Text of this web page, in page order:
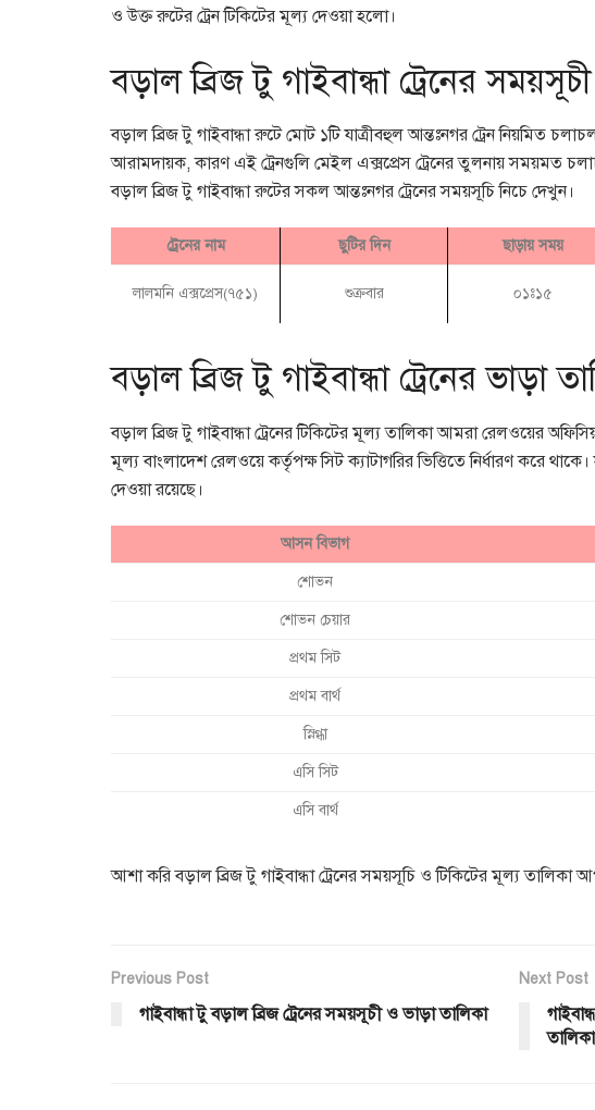
ও উক্ত রুটের ট্রেন টিকিটের মূল্য দেওয়া হলো।
বড়াল ব্রিজ টু গাইবান্ধা ট্রেনের সময়সূচী
বড়াল ব্রিজ টু গাইবান্ধা রুটে মোট ১টি যাত্রীবহুল আন্তঃনগর ট্রেন নিয়মিত
আরামদায়ক, কারণ এই ট্রেনগুলি মেইল এক্সপ্রেস ট্রেনের তুলনায় সময়মত
বড়াল ব্রিজ টু গাইবান্ধা রুটের সকল আন্তঃনগর ট্রেনের সময়সূচি নিচে দেখুন।
ট্রেনের নাম ছুটির দিন ছাড়ায় সময়
লালমনি এক্সপ্রেস(৭৫১) শুক্রবার ০১ঃ১৫
বড়াল ব্রিজ টু গাইবান্ধা ট্রেনের ভাড়া
বড়াল ব্রিজ টু গাইবান্ধা ট্রেনের টিকিটের মূল্য তালিকা আমরা রেলওয়ের
মূল্য বাংলাদেশ রেলওয়ে কর্তৃপক্ষ সিট ক্যাটাগরির ভিত্তিতে নির্ধারণ করে
দেওয়া রয়েছে।
আসন বিভাগ
শোভন
শোভন চেয়ার
প্রথম সিট
প্রথম বার্থ
স্নিগ্ধা
এসি সিট
এসি বার্থ
আশা করি বড়াল ব্রিজ টু গাইবান্ধা ট্রেনের সময়সূচি ও টিকিটের মূল্য তালিকা
Previous Post
গাইবান্ধা টু বড়াল ব্রিজ ট্রেনের সময়সূচী ও ভাড়া তালিকা
Next Post
তালিকা